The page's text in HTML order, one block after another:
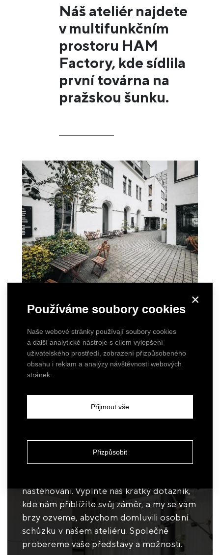
×
Používáme soubory cookies
Naše webové stránky používají soubory cookies
a další analytické nástroje s cílem vylepšení
uživatelského prostředí, zobrazení přizpůsobeného
obsahu i reklam a analýzy návštěvnosti webových
stránek.
Přijmout vše
Přizpůsobit
Náš ateliér najdete
v multifunkčním
prostoru HAM
Factory, kde sídlila
první továrna na
pražskou šunku.
— Pojďme se
potkat!
ozvěte se. Vše s Vámi rádi zkonzultujeme,
upozorníme Vás na úskalí a provedeme
nastěhování. Vyplňte náš krátký dotazník,
kde nám přiblížíte svůj záměr, a my se vám
brzy ozveme, abychom domluvili osobní
schůzku v našem ateliéru. Společně
probereme vaše představy a možnosti.